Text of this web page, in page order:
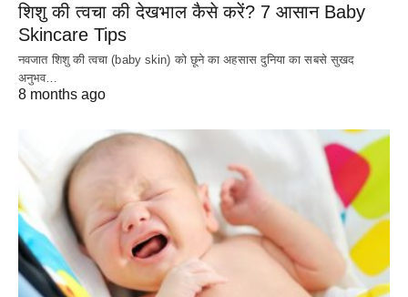
शिशु की त्वचा की देखभाल कैसे करें? 7 आसान Baby
Skincare Tips
नवजात शिशु की त्वचा (baby skin) को छूने का अहसास दुनिया का सबसे सुखद
अनुभव…
8 months ago